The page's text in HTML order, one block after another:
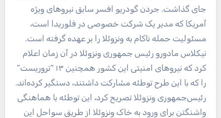
جای گذاشت. جردن گودریو افسر سابق نیروهای ویژه
آمریکا که مدیر یک شرکت خصوصی در فلوریدا است،
مسئولیت حمله ناکام به ونزوئلا را بر عهده گرفته است.
نیکلاس مادورو رئیس جمهوری ونزوئلا در آن زمان اعلام
کرد که نیروهای امنیتی این کشور همچنین ۱۳ “تروریست”
را که با این طرح توطئه مشارکت داشتند، دستگیر کرده‌اند.
رئیس‌جمهوری ونزوئلا تصریح کرد، این توطئه با هماهنگی
واشنگتن برای ورود به خاک ونزوئلا از طریق سواحل این